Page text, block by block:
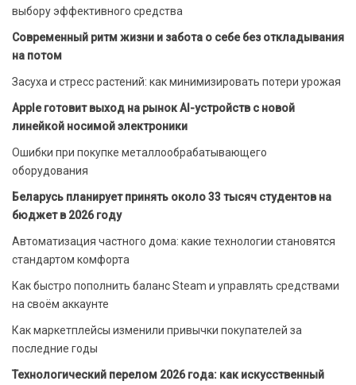
выбору эффективного средства
Современный ритм жизни и забота о себе без откладывания
на потом
Засуха и стресс растений: как минимизировать потери урожая
Apple готовит выход на рынок AI-устройств с новой
линейкой носимой электроники
Ошибки при покупке металлообрабатывающего
оборудования
Беларусь планирует принять около 33 тысяч студентов на
бюджет в 2026 году
Автоматизация частного дома: какие технологии становятся
стандартом комфорта
Как быстро пополнить баланс Steam и управлять средствами
на своём аккаунте
Как маркетплейсы изменили привычки покупателей за
последние годы
Технологический перелом 2026 года: как искусственный